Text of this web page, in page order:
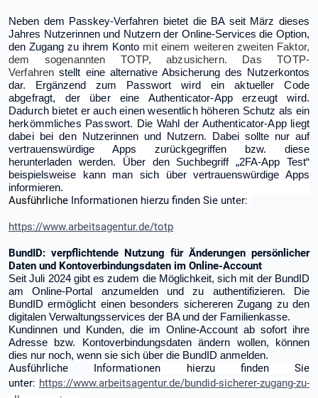
Neben dem Passkey-Verfahren bietet die BA seit März dieses
Jahres Nutzerinnen und Nutzern der Online-Services die Option,
den Zugang zu ihrem Konto mit einem weiteren zweiten Faktor,
dem sogenannten TOTP, abzusichern. Das TOTP-
Verfahrenstellt eine alternative Absicherung des Nutzerkontos
dar. Ergänzend
zum Passwort wird ein aktueller Code
abgefragt, der über eine Authenticator-App erzeugt wird.
Dadurch bietet er auch einen wesentlich höheren Schutz als ein
herkömmliches Passwort. Die Wahl der Authenticator-App liegt
dabei bei den
Nutzerinnen und Nutzern. Dabei sollte nur auf
vertrauenswürdige Apps zurückgegriffen bzw. diese
herunterladen werden. Über den Suchbegriff „2FA-App Test“
beispielsweise kann man sich über vertrauenswürdige Apps
informieren.
Ausführliche Informationen hierzu finden Sie unter:
https://www.arbeitsagentur.de/totp
BundID: verpflichtende Nutzung für Änderungen persönlicher
Daten und Kontoverbindungsdaten im Online-Account
Seit Juli 2024 gibt es zudem die Möglichkeit, sich mit der BundID
am Online-Portal anzumelden und zu authentifizieren. Die
BundID ermöglicht einen besonders sichereren Zugang zu den
digitalen Verwaltungsservices der BA und der Familienkasse.
Kundinnen und Kunden, die im Online-Account ab sofort ihre
Adresse bzw. Kontoverbindungsdaten ändern wollen, können
dies nur noch, wenn sie sich über die BundID anmelden.
Ausführliche Informationen hierzu finden Sie
unter: https://www.arbeitsagentur.de/bundid-sicherer-zugang-zu-